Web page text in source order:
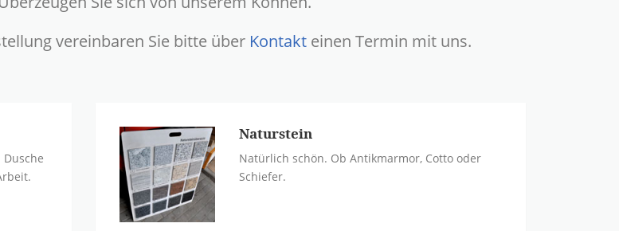
vereinbaren Sie bitte über Kontakteinen Termin mit uns.
Naturstein
Natürlich schön. Ob Antikmarmor, Cotto oder
Schiefer.